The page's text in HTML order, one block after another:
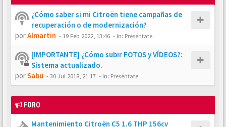
¿Cómo saber si mi Citroën tiene campañas de
recuperación o de modernización?
porAlmartin - 19 Feb 2022, 13:46 - In: Preséntate.
[IMPORTANTE] ¿Cómo subir FOTOS y VÍDEOS?:
Sistema actualizado.
porSabu -30 Jul 2018, 21:17 - In: Preséntate.
FORO
Mantenimiento Citroën C5 1.6 THP 156cv